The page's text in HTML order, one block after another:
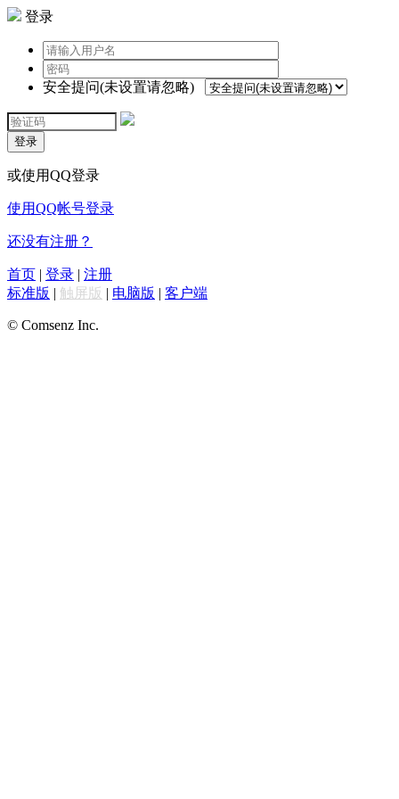
登录
安全提问(未设置请忽略)
登录
或使用QQ登录
使用QQ帐号登录
还没有注册？
首页 | 登录 | 注册
标准版 | 触屏版 | 电脑版 | 客户端
© Comsenz Inc.